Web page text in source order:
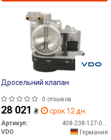
Дросельний клапан
0 отзывов
28 021 ₴ срок 12 дн.
Артикул:
VDO
Германия